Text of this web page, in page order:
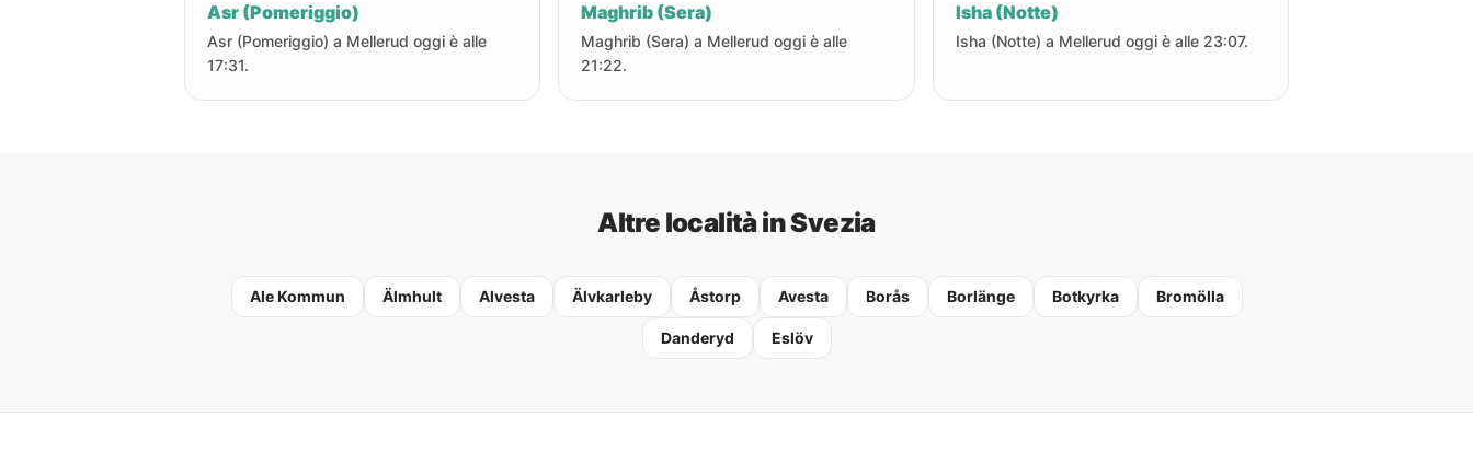
Asr (Pomeriggio)
Asr (Pomeriggio) a Mellerud oggi è alle
17:31.
Maghrib (Sera)
Maghrib (Sera) a Mellerud oggi è alle
21:22.
Isha (Notte)
Isha (Notte) a Mellerud oggi è alle 23:07.
Altre località in Svezia
Ale Kommun Älmhult Alvesta Älvkarleby Åstorp Avesta Borås Borlänge Botkyrka Bromölla
Danderyd Eslöv